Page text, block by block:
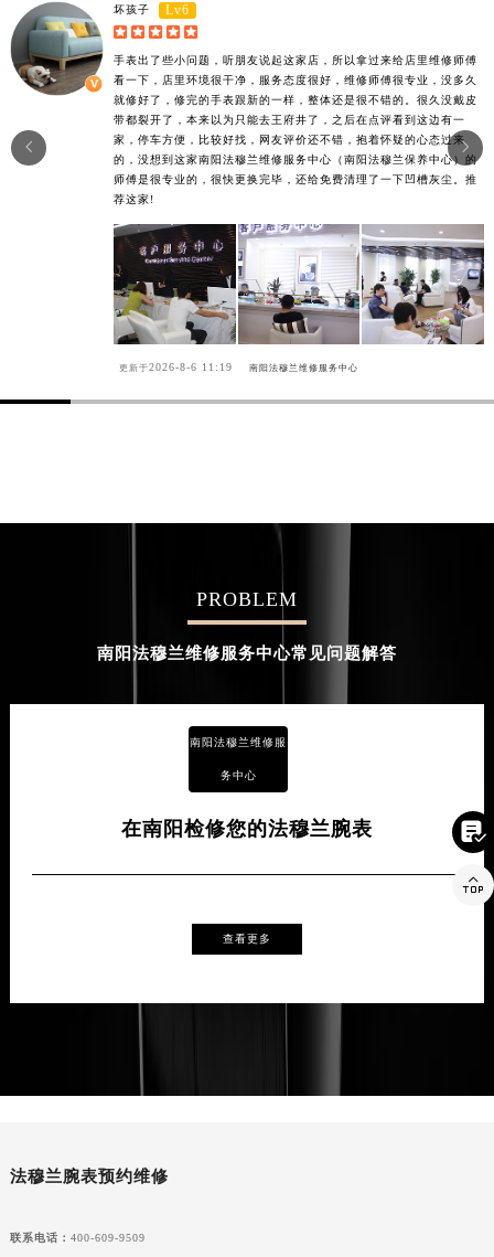
坏孩子 Lv6
    
手表出了些小问题，听朋友说起这家店，所以拿过来给店里维修师傅
看一下，店里环境很干净，服务态度很好，维修师傅很专业，没多久
就修好了，修完的手表跟新的一样，整体还是很不错的。很久没戴皮
带都裂开了，本来以为只能去王府井了，之后在点评看到这边有一
家，停车方便，比较好找，网友评价还不错，抱着怀疑的心态过来
的，没想到这家南阳法穆兰维修服务中心（南阳法穆兰保养中心）的
师傅是很专业的，很快更换完毕，还给免费清理了一下凹槽灰尘。推
荐这家!
更新于2026-8-6 11:19 南阳法穆兰维修服务中心


PROBLEM
南阳法穆兰维修服务中心常见问题解答
南阳法穆兰维修服
务中心
在南阳检修您的法穆兰腕表
查看更多
法穆兰腕表预约维修
联系电话： 400-609-9509

